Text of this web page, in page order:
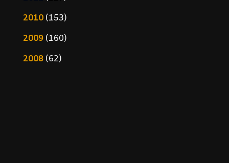
2010(153)
2009(160)
2008(62)